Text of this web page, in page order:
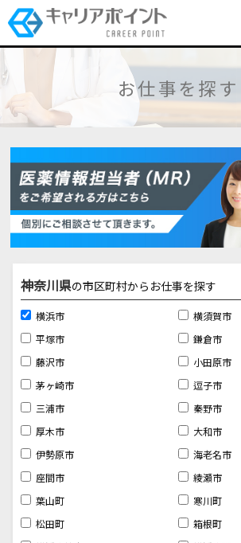
お仕事を探す
神奈川県の市区町村からお仕事を探す
横浜市
横須賀市
平塚市
鎌倉市
藤沢市
小田原市
茅ヶ崎市
逗子市
三浦市
秦野市
厚木市
大和市
伊勢原市
海老名市
座間市
綾瀬市
葉山町
寒川町
松田町
箱根町